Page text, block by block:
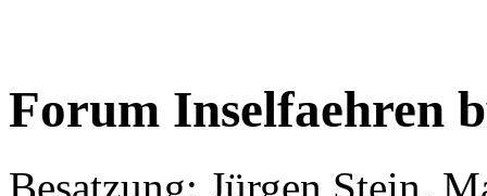
Forum Inselfaehren
Besatzung: Jürgen Stein,